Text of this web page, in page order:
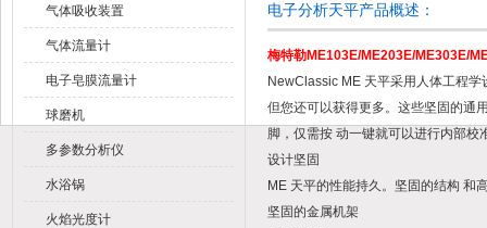
气体吸收装置
气体流量计
电子皂膜流量计
球磨机
多参数分析仪
水浴锅
火焰光度计
电子分析天平产品概述：
梅特勒ME103E/ME203E/ME303E/
NewClassic ME 天平采用人体工程
但您还可以获得更多。这些坚固的通
脚，仅需按 动一键就可以进行内部校
设计坚固
ME 天平的性能持久。坚固的结构 和
坚固的金属机架